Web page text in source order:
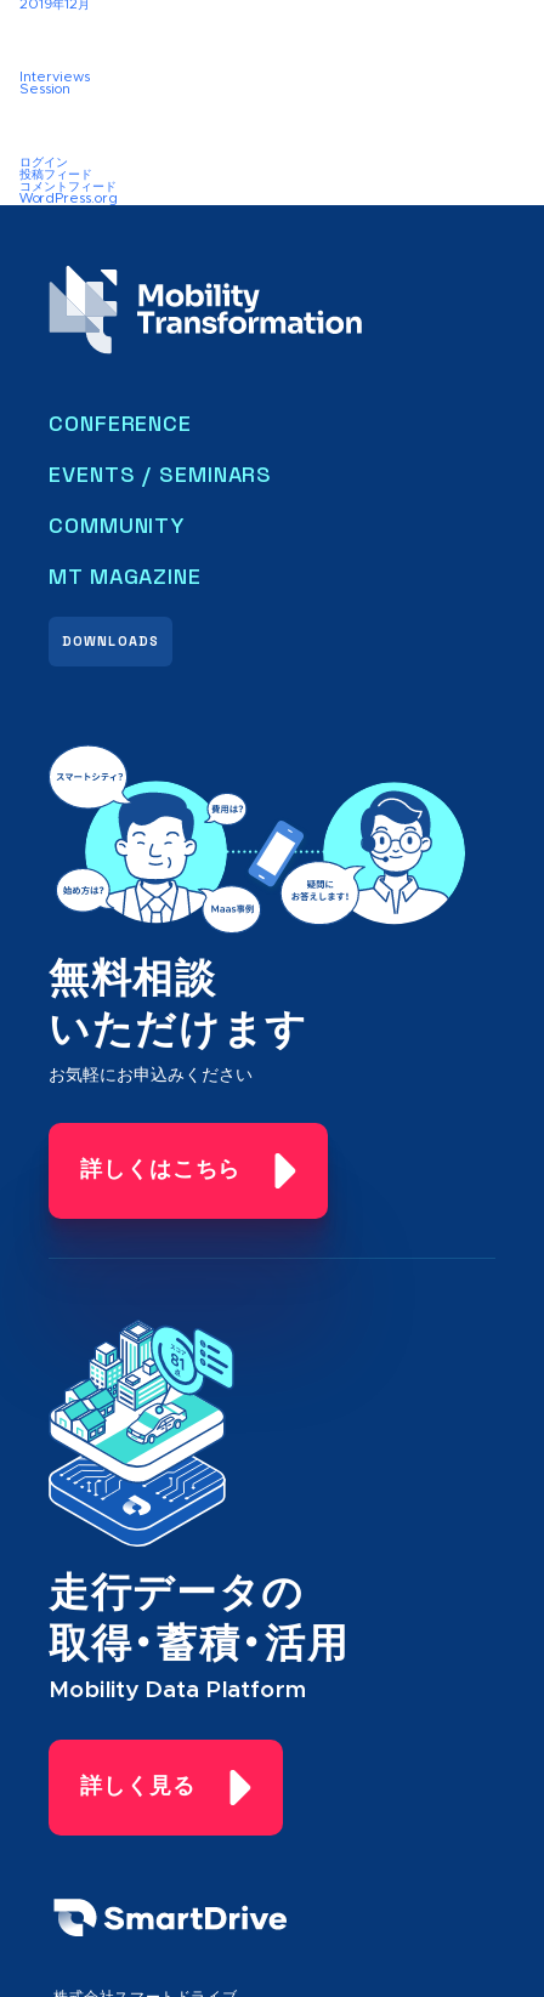
2019年12月
Interviews
Session
ログイン
投稿フィード
コメントフィード
WordPress.org
CONFERENCE
EVENTS / SEMINARS
COMMUNITY
DOWNLOADS
MT MAGAZINE
無料相談
いただけます
お気軽にお申込みください
詳しくはこちら
走行データの
取得・蓄積・活用
Mobility Data Platform
詳しく見る